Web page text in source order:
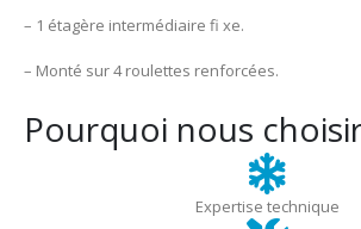
– 1 étagère intermédiaire fi xe.
– Monté sur 4 roulettes renforcées.
Pourquoi nous
Expertise technique